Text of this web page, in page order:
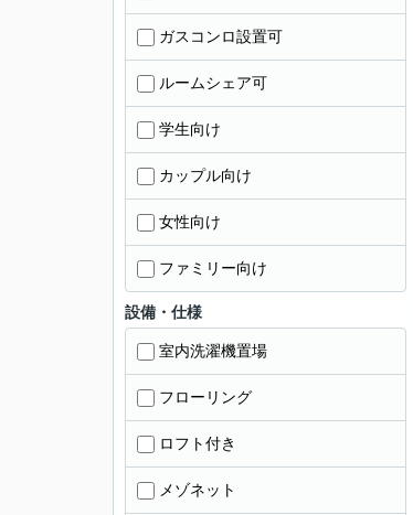
ガスコンロ設置可
ルームシェア可
学生向け
カップル向け
女性向け
ファミリー向け
設備・仕様
室内洗濯機置場
フローリング
ロフト付き
メゾネット